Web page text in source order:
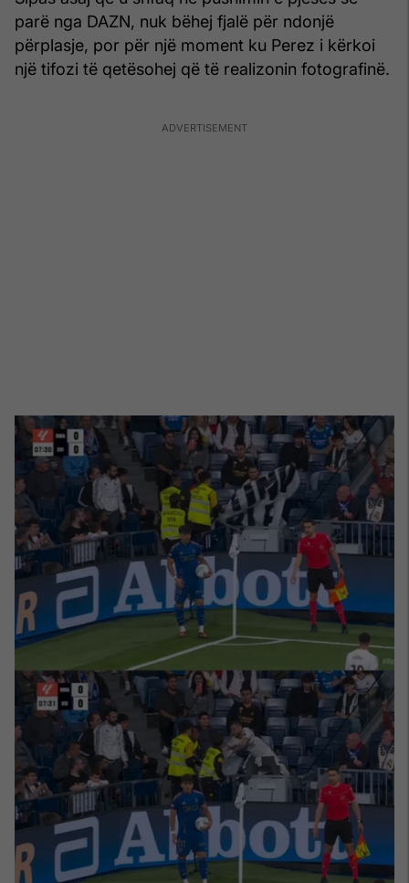
parë nga DAZN, nuk bëhej fjalë për ndonjë
përplasje, por për një moment ku Perez i kërkoi
një tifozi të qetësohej që të realizonin fotografinë.